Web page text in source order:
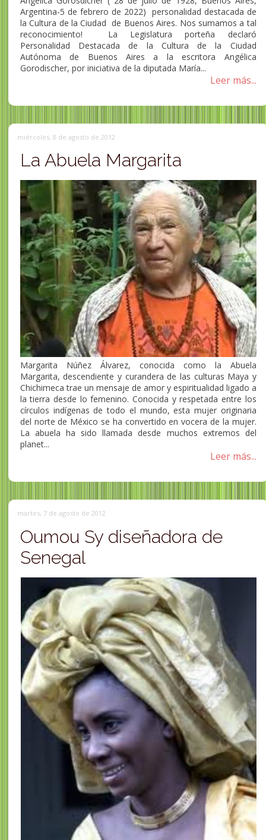
Argentina-5 de febrero de 2022) personalidad destacada de
la Cultura de la Ciudad de Buenos Aires. Nos sumamos a tal
reconocimiento! La Legislatura porteña declaró
Personalidad Destacada de la Cultura de la Ciudad
Autónoma de Buenos Aires a la escritora Angélica
Gorodischer, por iniciativa de la diputada María...
Leer más...
miércoles, 8 de agosto de 2012
La Abuela Margarita
Margarita Núñez Álvarez, conocida como la Abuela
Margarita, descendiente y curandera de las culturas Maya y
Chichimeca trae un mensaje de amor y espiritualidad ligado a
la tierra desde lo femenino. Conocida y respetada entre los
círculos indígenas de todo el mundo, esta mujer originaria
del norte de México se ha convertido en vocera de la mujer.
La abuela ha sido llamada desde muchos extremos del
planet...
Leer más...
martes, 7 de agosto de 2012
Oumou Sy diseñadora de
Senegal